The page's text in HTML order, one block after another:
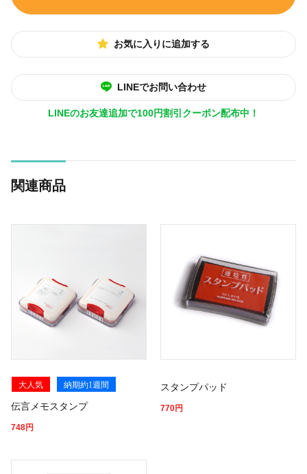
お気に入りに追加する
LINEでお問い合わせ
LINEのお友達追加で100円割引クーポン配布中！
関連商品
大人気 納期約1週間
伝言メモスタンプ
748円
スタンプパッド
770円